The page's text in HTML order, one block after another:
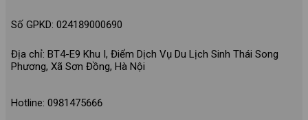
Số GPKD: 024189000690
Địa chỉ: BT4-E9 Khu I, Điểm Dịch Vụ Du Lịch Sinh Thái Song
Phương, Xã Sơn Đồng, Hà Nội
Hotline: 0981475666